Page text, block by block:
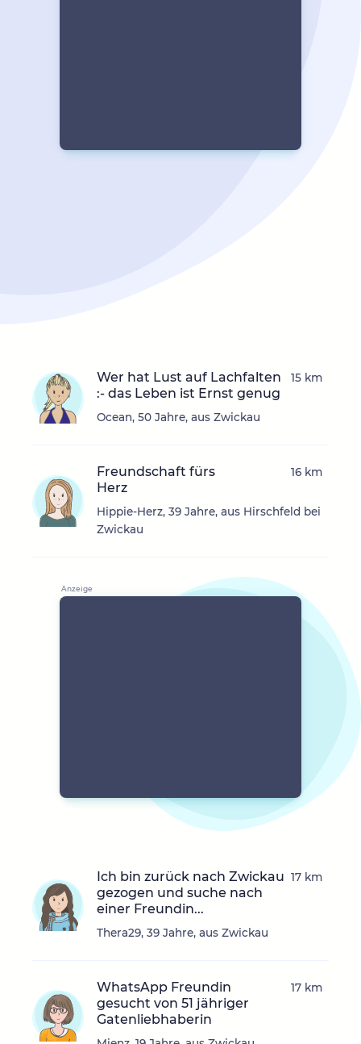
Wer hat Lust auf Lachfalten
:- das Leben ist Ernst genug
Ocean, 50 Jahre, aus Zwickau
15 km
Freundschaft fürs
Herz
Hippie-Herz, 39 Jahre, aus Hirschfeld bei
Zwickau
16 km
Ich bin zurück nach Zwickau
gezogen und suche nach
einer Freundin...
Thera29, 39 Jahre, aus Zwickau
17 km
WhatsApp Freundin
gesucht von 51 jähriger
Gatenliebhaberin
17 km